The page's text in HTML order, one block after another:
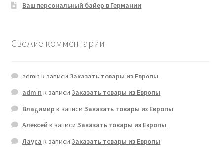
Ваш персональный байер в Германии
Свежие комментарии
admin к записиЗаказать товары из Европы
admin к записиЗаказать товары из Европы
Владимир к записиЗаказать товары из Европы
Алексей к записиЗаказать товары из Европы
Лаура к записиЗаказать товары из Европы